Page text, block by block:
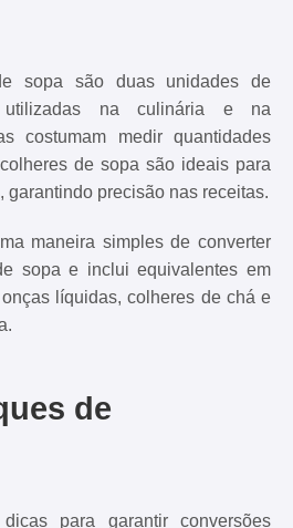
sopa são duas unidades de
utilizadas na culinária e na
costumam medir quantidades
de sopa são ideais para
garantindo precisão nas receitas.
maneira simples de converter
sopa e inclui equivalentes em
líquidas, colheres de chá e
de
para garantir conversões